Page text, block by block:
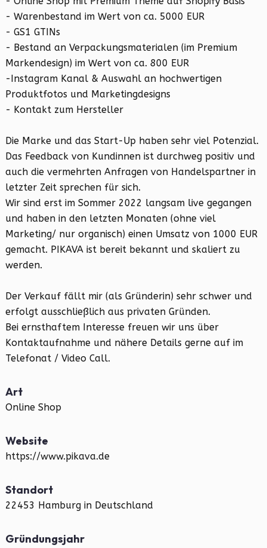
- Warenbestand im Wert von ca. 5000 EUR
- GS1 GTINs
- Bestand an Verpackungsmaterialen (im Premium
Markendesign) im Wert von ca. 800 EUR
-Instagram Kanal & Auswahl an hochwertigen
Produktfotos und Marketingdesigns
- Kontakt zum Hersteller
Die Marke und das Start-Up haben sehr viel Potenzial.
Das Feedback von Kundinnen ist durchweg positiv und
auch die vermehrten Anfragen von Handelspartner in
letzter Zeit sprechen für sich.
Wir sind erst im Sommer 2022 langsam live gegangen
und haben in den letzten Monaten (ohne viel
Marketing/ nur organisch) einen Umsatz von 1000 EUR
gemacht. PIKAVA ist bereit bekannt und skaliert zu
werden.
Der Verkauf fällt mir (als Gründerin) sehr schwer und
erfolgt ausschließlich aus privaten Gründen.
Bei ernsthaftem Interesse freuen wir uns über
Kontaktaufnahme und nähere Details gerne auf im
Telefonat / Video Call.
Art
Online Shop
Website
https://www.pikava.de
Standort
22453 Hamburg in Deutschland
Gründungsjahr